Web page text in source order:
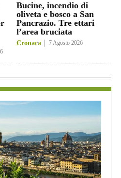
Bucine, incendio di
oliveta e bosco a San
Pancrazio. Tre ettari
l’area bruciata
Cronaca 7 Agosto 2026